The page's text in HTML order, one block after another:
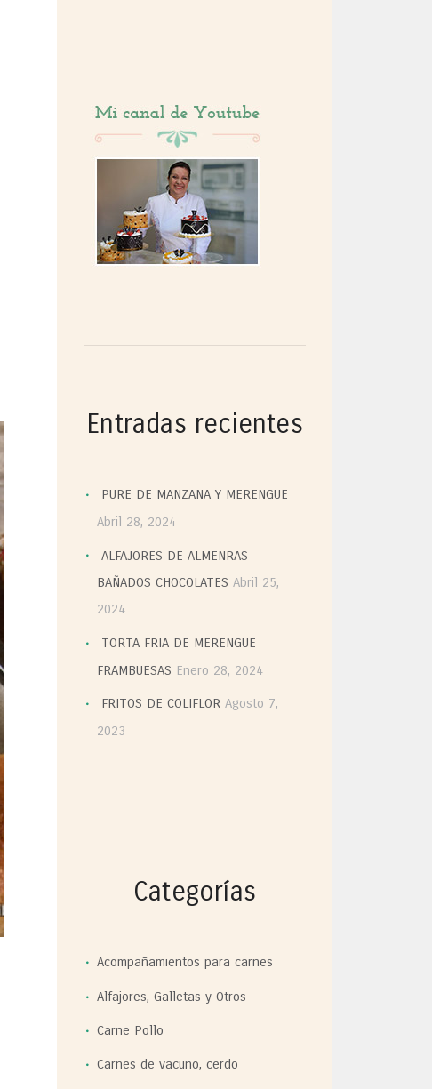
Entradas recientes
PURE DE MANZANA Y MERENGUE
Abril 28, 2024
ALFAJORES DE ALMENRAS
BAÑADOS CHOCOLATES Abril 25,
2024
TORTA FRIA DE MERENGUE
FRAMBUESAS Enero 28, 2024
FRITOS DE COLIFLOR Agosto 7,
2023
Categorías
Acompañamientos para carnes
Alfajores, Galletas y Otros
Carne Pollo
Carnes de vacuno, cerdo